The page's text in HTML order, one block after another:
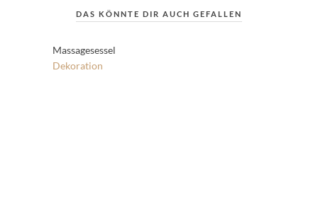
DAS KÖNNTE DIR AUCH GEFALLEN
Massagesessel
Dekoration